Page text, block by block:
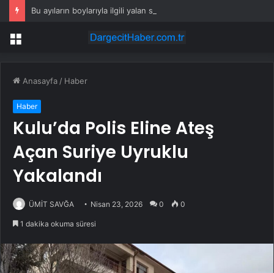
Bu ayıların boylarıyla ilgili yalan söylediği ortaya çıktı
Menü
Anasayfa / Haber
Haber
Kulu’da Polis Eline Ateş
Açan Suriye Uyruklu
Yakalandı
ÜMİT SAVĞA Nisan 23, 2026 0 0
1 dakika okuma süresi